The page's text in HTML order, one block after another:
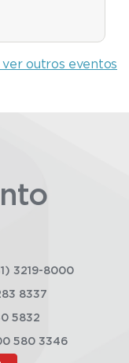
outros eventos
3219-8000
8337
5832
580 3346